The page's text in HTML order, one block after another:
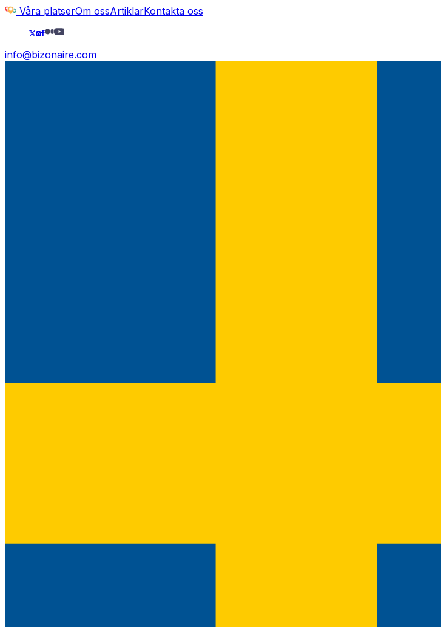
Våra platserOm ossArtiklarKontakta oss
info@bizonaire.com